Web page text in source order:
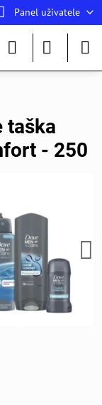
Panel uživatele
taška
- 250